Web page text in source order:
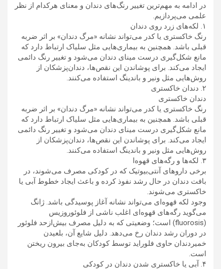
در ادامه به مهم‌ترین تغییر رنگ‌های دندان و معنای هرکدام از نظر
علمی می‌پردازیم.
۱. لکه‌های زرد روی دندان
رنگ خاکستری یا کدر می‌تواند نشانه «مرگ دندان» بر اثر ضربه
قبلی باشد. همچنین به بیماری‌هایی مثل سلیاک ارتباط دارد که
مانع شکل‌گیری درست مینای دندان می‌شود و تغییر رنگ دائمی
ایجاد می‌کند. برای پوشاندن این نقص‌ها، دندان‌پزشکان از
روش‌هایی مثل ونیر و باندینگ استفاده می‌کنند.
۲. دندان خاکستری
دندان خاکستری
رنگ خاکستری یا کدر می‌تواند نشانه «مرگ دندان» بر اثر ضربه
قبلی باشد. همچنین به بیماری‌هایی مثل سلیاک ارتباط دارد که
مانع شکل‌گیری درست مینای دندان می‌شود و تغییر رنگ دائمی
ایجاد می‌کند. برای پوشاندن این نقص‌ها، دندان‌پزشکان از
روش‌هایی مثل ونیر و باندینگ استفاده می‌کنند.
۳. لکه‌ها و رگه‌های قهوه‌ا
برخی داروهای آنتی‌بیوتیک که در کودکی مصرف می‌شوند، در
بافت دندان در حال رشد نفوذ کرده و باعث ایجاد خطوط آبی یا
خاکستری می‌شوند.
وجود لکه قهوه‌ای می‌تواند نشانه آغاز پوسیدگی باشد. ژانگ
می‌گوید رگه‌های قهوه‌ای اغلب ناشی از فلوئوروزیس
(fluorosis) است؛ وضعیتی که به دلیل مصرف بیش‌ازحد فلوئور
در دوران رشد دندان رخ می‌دهد. دلیل شایع آن، بلعیدن
خمیردندان حاوی فلوراید توسط کودکان به‌جای بیرون ریختن
است.
۴. آبی یا خاکستری شدن دندان در کودکی